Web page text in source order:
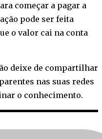
começar a pagar a
pode ser feita
o valor cai na conta
deixe de compartilhar
nas suas redes
o conhecimento.